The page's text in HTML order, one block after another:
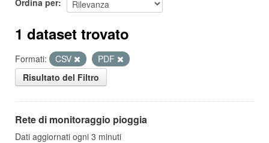
1 dataset trovato
Formati: CSV
PDF
Risultato del Filtro
Rete di monitoraggio pioggia
Dati aggiornati ogni 3 minuti